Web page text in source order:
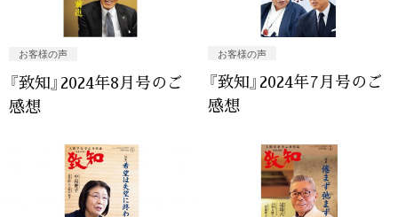
お客様の声
『致知』2024年8月号のご
感想
お客様の声
『致知』2024年7月号のご
感想